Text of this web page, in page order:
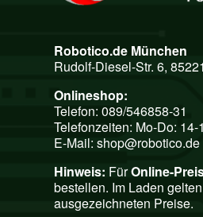
Robotico.de München
Rudolf-Diesel-Str. 6,
Onlineshop:
Telefon: 089/546858-31
Telefonzeiten: Mo-Do:
E-Mail:shop@robotico.de
Hinweis: FürOnline-
bestellen. Im Laden
ausgezeichneten Preise.